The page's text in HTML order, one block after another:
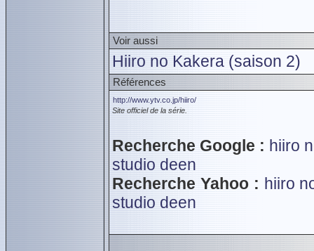
Voir aussi
Hiiro no Kakera (saison 2)
Références
http://www.ytv.co.jp/hiiro/
Site officiel de la série.
Recherche Google : hiiro
studio deen
Recherche Yahoo : hiiro
studio deen